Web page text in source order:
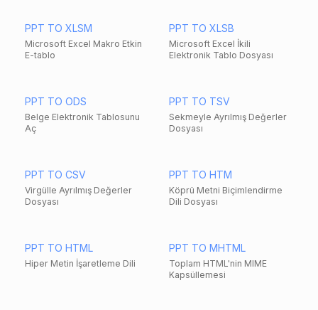
PPT TO XLSM
Microsoft Excel Makro Etkin
E-tablo
PPT TO XLSB
Microsoft Excel İkili
Elektronik Tablo Dosyası
PPT TO ODS
Belge Elektronik Tablosunu
Aç
PPT TO TSV
Sekmeyle Ayrılmış Değerler
Dosyası
PPT TO CSV
Virgülle Ayrılmış Değerler
Dosyası
PPT TO HTM
Köprü Metni Biçimlendirme
Dili Dosyası
PPT TO HTML
Hiper Metin İşaretleme Dili
PPT TO MHTML
Toplam HTML'nin MIME
Kapsüllemesi